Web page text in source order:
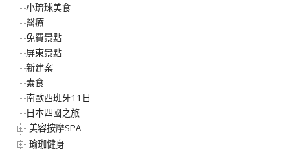
小琉球美食
醫療
免費景點
屏東景點
新建案
素食
南歐西班牙11日
日本四國之旅
美容按摩SPA
瑜珈健身